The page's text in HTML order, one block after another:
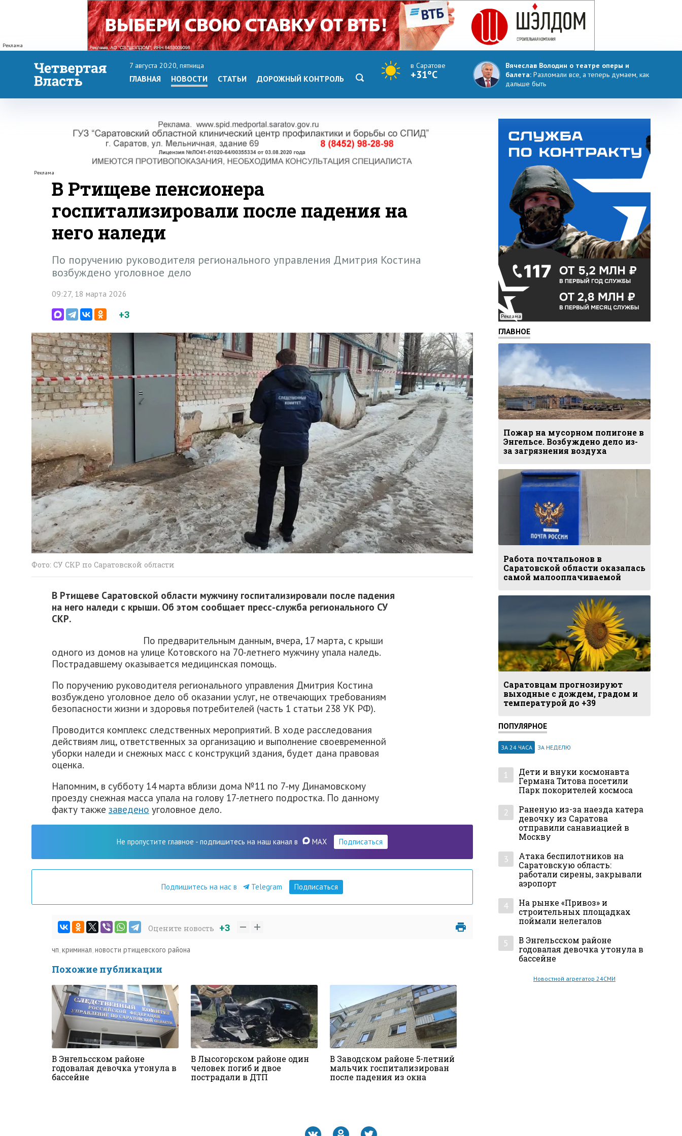
Реклама
7 августа 20:20, пятница
ГЛАВНАЯ НОВОСТИ СТАТЬИ ДОРОЖНЫЙ КОНТРОЛЬ
в Саратове
+31°C
Вячеслав Володин о театре оперы и
балета: Разломали все, а теперь думаем, как
дальше быть
Реклама
В Ртищеве пенсионера
госпитализировали после падения на
него наледи
По поручению руководителя регионального управления Дмитрия Костина
возбуждено уголовное дело
09:27, 18 марта 2026
+3
Фото: СУ СКР по Саратовской области
В Ртищеве Саратовской области мужчину госпитализировали после падения
на него наледи с крыши. Об этом сообщает пресс-служба регионального СУ
СКР.
По предварительным данным, вчера, 17 марта, с крыши
одного из домов на улице Котовского на 70-летнего мужчину упала наледь.
Пострадавшему оказывается медицинская помощь.
По поручению руководителя регионального управления Дмитрия Костина
возбуждено уголовное дело об оказании услуг, не отвечающих требованиям
безопасности жизни и здоровья потребителей (часть 1 статьи 238 УК РФ).
Проводится комплекс следственных мероприятий. В ходе расследования
действиям лиц, ответственных за организацию и выполнение своевременной
уборки наледи и снежных масс с конструкций здания, будет дана правовая
оценка.
Напомним, в субботу 14 марта вблизи дома №11 по 7-му Динамовскому
проезду снежная масса упала на голову 17-летнего подростка. По данному
факту также заведено уголовное дело.
Не пропустите главное - подпишитесь на наш канал в MAX Подписаться
Подпишитесь на нас в Telegram Подписаться
Оцените новость +3
чп,криминал,новости ртищевского района
Похожие публикации
В Энгельсском районе
годовалая девочка утонула в
бассейне
В Лысогорском районе один
человек погиб и двое
пострадали в ДТП
В Заводском районе 5-летний
мальчик госпитализирован
после падения из окна
Реклама
ГЛАВНОЕ
Пожар на мусорном полигоне в
Энгельсе. Возбуждено дело из-
за загрязнения воздуха
Работа почтальонов в
Саратовской области оказалась
самой малооплачиваемой
Саратовцам прогнозируют
выходные с дождем, градом и
температурой до +39
ПОПУЛЯРНОЕ
ЗА 24 ЧАСА ЗА НЕДЕЛЮ
1
Дети и внуки космонавта
Германа Титова посетили
Парк покорителей космоса
2
Раненую из-за наезда катера
девочку из Саратова
отправили санавиацией в
Москву
3
Атака беспилотников на
Саратовскую область:
работали сирены, закрывали
аэропорт
4
На рынке «Привоз» и
строительных площадках
поймали нелегалов
5
В Энгельсском районе
годовалая девочка утонула в
бассейне
Новостной агрегатор 24СМИ